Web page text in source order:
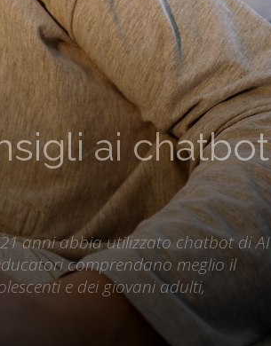
ai chatbot
anni abbia utilizzato chatbot di AI
comprendano meglio il
e dei giovani adulti,